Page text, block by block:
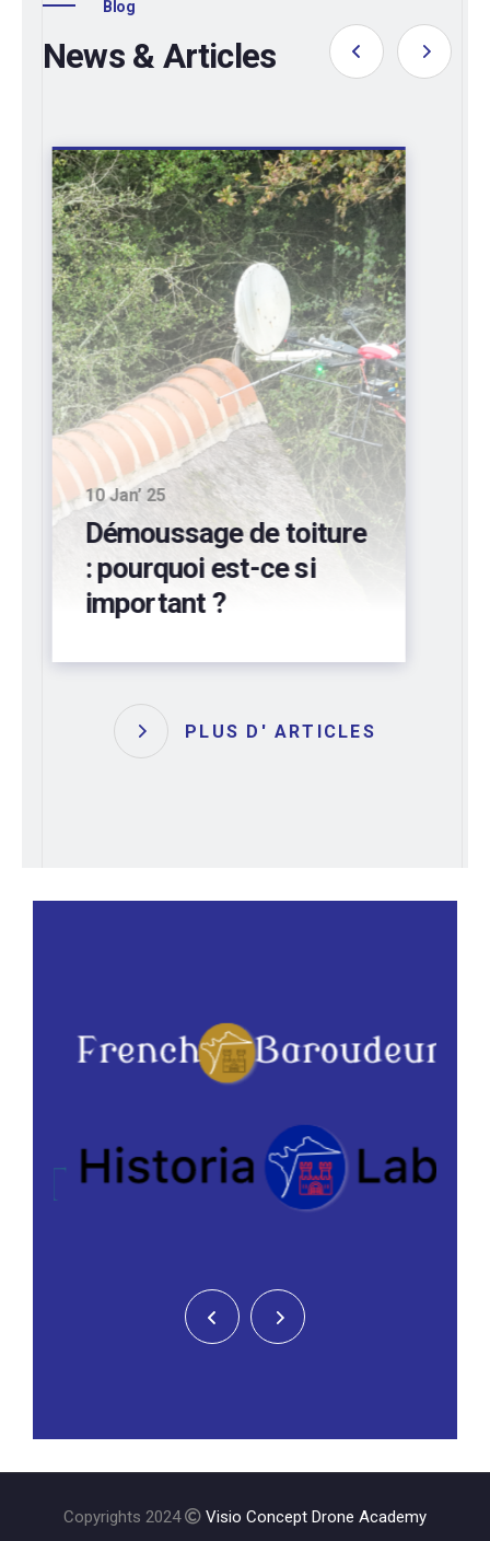
Blog
News & Articles
10 Sep’ 24
Entretien de bardages
industriels d’entrepôts:
préservez votre
bâtiment !
PLUS D' ARTICLES